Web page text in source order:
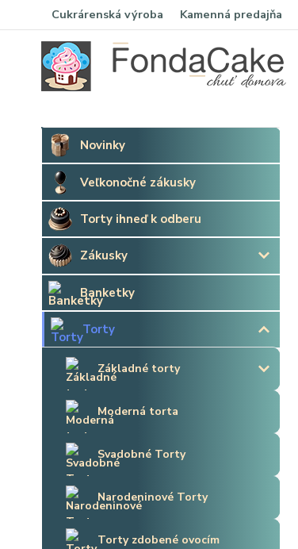
Cukrárenská výroba Kamenná predajňa
Novinky
Veľkonočné zákusky
Torty ihneď k odberu
Zákusky
Banketky
Torty
Základné torty
Moderná torta
Svadobné Torty
Narodeninové Torty
Torty zdobené ovocím